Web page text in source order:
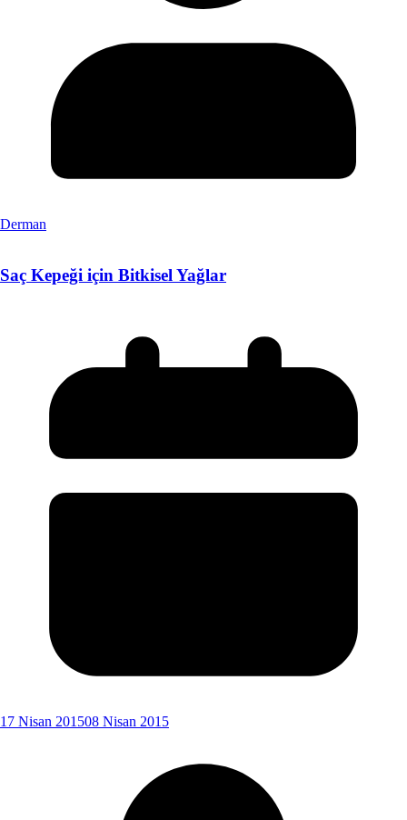
Derman
Saç Kepeği için Bitkisel Yağlar
17 Nisan 201508 Nisan 2015